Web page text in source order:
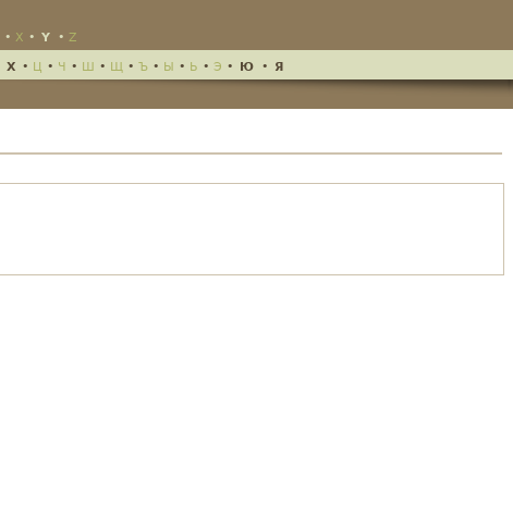
• X • Y • Z
Х • Ц • Ч • Ш • Щ •Ъ • Ы • Ь •Э • Ю • Я